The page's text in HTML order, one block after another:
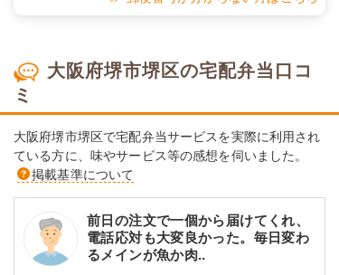
大阪府堺市堺区の宅配弁当口コ
ミ
大阪府堺市堺区で宅配弁当サービスを実際に利用され
ている方に、味やサービス等の感想を伺いました。
掲載基準について
前日の注文で一個から届けてくれ、
電話応対も大変良かった。毎日変わ
るメインが魚か肉..